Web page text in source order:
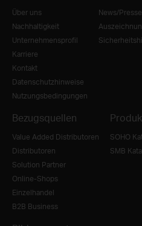
Über uns
Nachhaltigkeit
Unternehmensprofil
Karriere
Kontakt
Datenschutzhinweise
Nutzungsbedingungen
News/Presse
Bezugsquellen
Value Added Distributoren
Distributoren
Solution Partner
Online-Shops
Einzelhandel
B2B Business
SOHO
SMB